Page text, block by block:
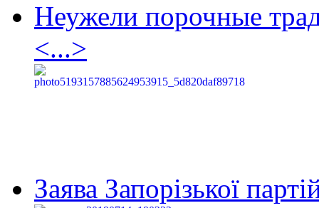
Неужели порочные
<...>
Заява Запорізької